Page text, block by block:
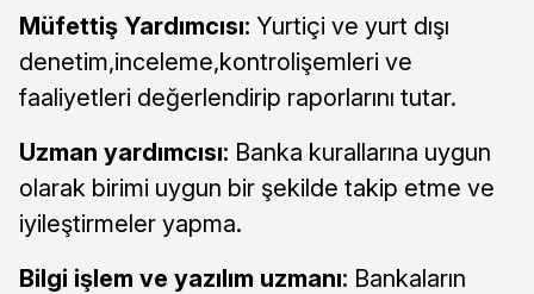
Müfettiş Yardımcısı: Yurtiçi ve yurt dışı
denetim,inceleme,kontrolişemleri ve
faaliyetleri değerlendirip raporlarını tutar.
Uzman yardımcısı: Banka kurallarına uygun
olarak birimi uygun bir şekilde takip etme ve
iyileştirmeler yapma.
Bilgi işlem ve yazılım uzmanı: Bankaların